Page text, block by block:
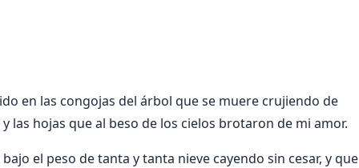
en las congojas del árbol que se muere crujiendo de
las hojas que al beso de los cielos brotaron de mi amor.
el peso de tanta y tanta nieve cayendo sin cesar, y que